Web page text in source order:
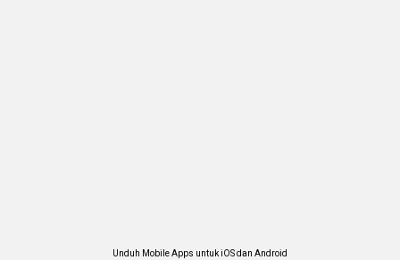
Unduh Mobile Apps untuk iOS dan Android